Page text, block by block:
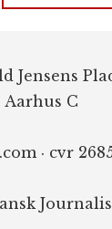
AF
to
Jensens
Aarhus C
· cvr